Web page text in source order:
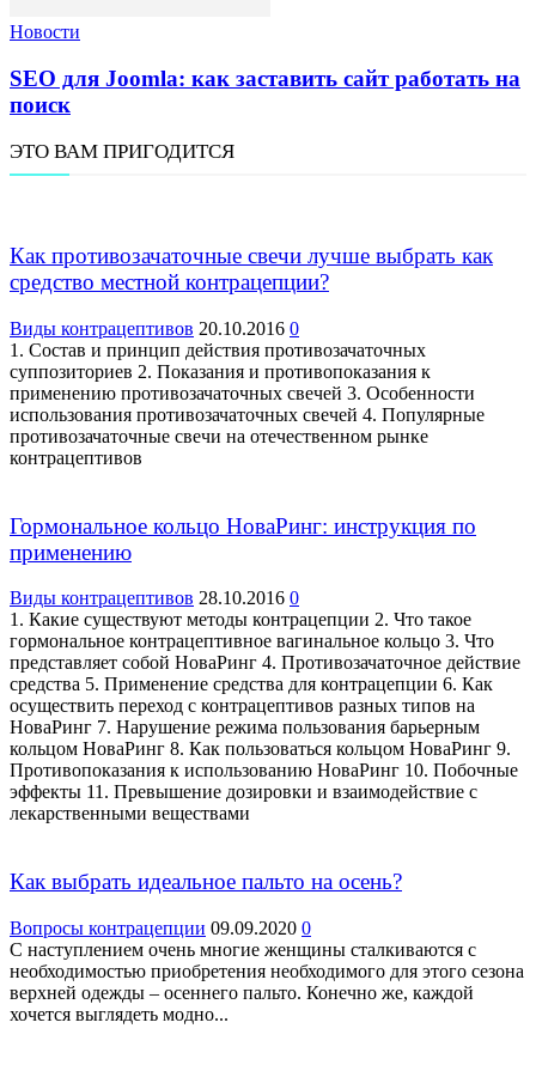
Новости
SEO для Joomla: как заставить сайт работать на
поиск
ЭТО ВАМ ПРИГОДИТСЯ
Как противозачаточные свечи лучше выбрать как
средство местной контрацепции?
Виды контрацептивов 20.10.2016 0
1. Состав и принцип действия противозачаточных
суппозиториев 2. Показания и противопоказания к
применению противозачаточных свечей 3. Особенности
использования противозачаточных свечей 4. Популярные
противозачаточные свечи на отечественном рынке
контрацептивов
Гормональное кольцо НоваРинг: инструкция по
применению
Виды контрацептивов 28.10.2016 0
1. Какие существуют методы контрацепции 2. Что такое
гормональное контрацептивное вагинальное кольцо 3. Что
представляет собой НоваРинг 4. Противозачаточное действие
средства 5. Применение средства для контрацепции 6. Как
осуществить переход с контрацептивов разных типов на
НоваРинг 7. Нарушение режима пользования барьерным
кольцом НоваРинг 8. Как пользоваться кольцом НоваРинг 9.
Противопоказания к использованию НоваРинг 10. Побочные
эффекты 11. Превышение дозировки и взаимодействие с
лекарственными веществами
Как выбрать идеальное пальто на осень?
Вопросы контрацепции 09.09.2020 0
С наступлением очень многие женщины сталкиваются с
необходимостью приобретения необходимого для этого сезона
верхней одежды – осеннего пальто. Конечно же, каждой
хочется выглядеть модно...